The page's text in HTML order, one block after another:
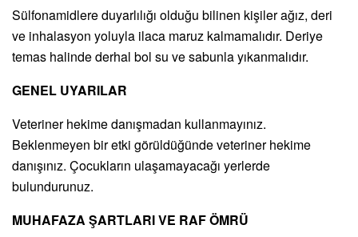
Sülfonamidlere duyarlılığı olduğu bilinen kişiler ağız, deri
ve inhalasyon yoluyla ilaca maruz kalmamalıdır. Deriye
temas halinde derhal bol su ve sabunla yıkanmalıdır.
GENEL UYARILAR
Veteriner hekime danışmadan kullanmayınız.
Beklenmeyen bir etki görüldüğünde veteriner hekime
danışınız. Çocukların ulaşamayacağı yerlerde
bulundurunuz.
MUHAFAZA ŞARTLARI VE RAF ÖMRÜ